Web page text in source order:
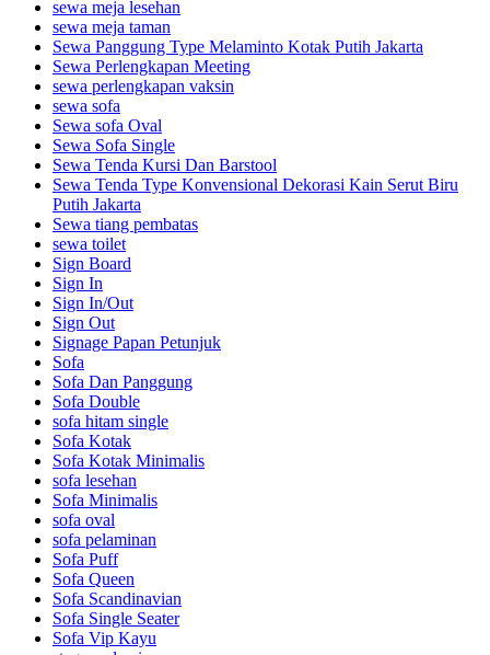
sewa meja lesehan
sewa meja taman
Sewa Panggung Type Melaminto Kotak Putih Jakarta
Sewa Perlengkapan Meeting
sewa perlengkapan vaksin
sewa sofa
Sewa sofa Oval
Sewa Sofa Single
Sewa Tenda Kursi Dan Barstool
Sewa Tenda Type Konvensional Dekorasi Kain Serut Biru
Putih Jakarta
Sewa tiang pembatas
sewa toilet
Sign Board
Sign In
Sign In/Out
Sign Out
Signage Papan Petunjuk
Sofa
Sofa Dan Panggung
Sofa Double
sofa hitam single
Sofa Kotak
Sofa Kotak Minimalis
sofa lesehan
Sofa Minimalis
sofa oval
sofa pelaminan
Sofa Puff
Sofa Queen
Sofa Scandinavian
Sofa Single Seater
Sofa Vip Kayu